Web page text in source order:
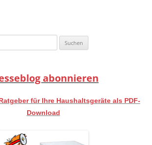
abonnieren
für Ihre Haushaltsgeräte als PDF-
Download